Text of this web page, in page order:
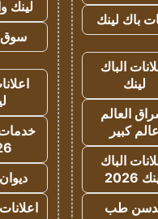
باك لينك
الباك
لينك
العالم
عالم كبير
الباك
2026
طب
لينك
سوق
خدمات